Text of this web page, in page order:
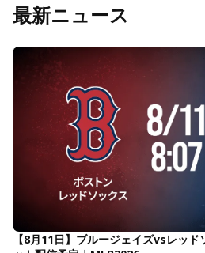
最新ニュース
【8月11日】ブルージェイズvsレッ